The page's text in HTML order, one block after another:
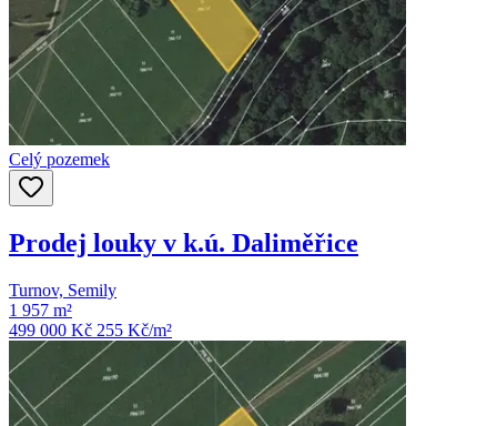
Celý pozemek
Prodej louky v k.ú. Daliměřice
Turnov, Semily
1 957 m²
499 000 Kč 255 Kč/m²